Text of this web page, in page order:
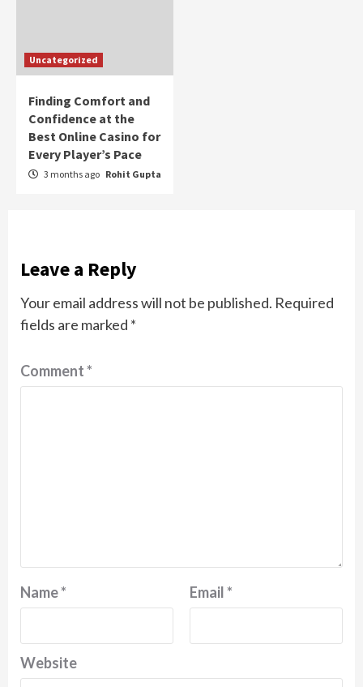
Uncategorized
Finding Comfort and
Confidence at the
Best Online Casino for
Every Player’s Pace
3 months ago Rohit Gupta
Leave a Reply
Your email address will not be published. Required
fields are marked *
Comment*
Name* Email*
Website